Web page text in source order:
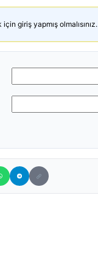
giriş yapmış olmalısınız.